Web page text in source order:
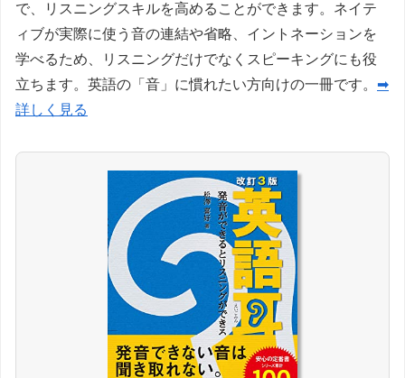
で、リスニングスキルを高めることができます。ネイテ
ィブが実際に使う音の連結や省略、イントネーションを
学べるため、リスニングだけでなくスピーキングにも役
立ちます。英語の「音」に慣れたい方向けの一冊です。 ➡
詳しく見る